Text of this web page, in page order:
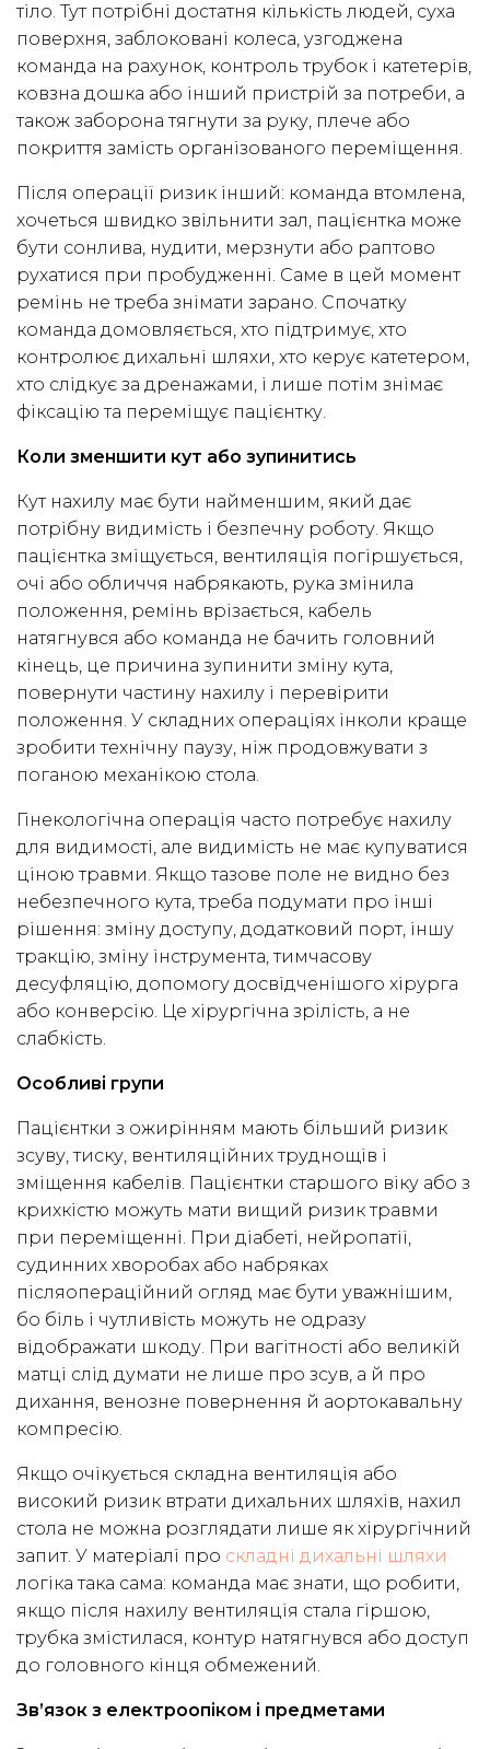
тіло. Тут потрібні достатня кількість людей, суха
поверхня, заблоковані колеса, узгоджена
команда на рахунок, контроль трубок і катетерів,
ковзна дошка або інший пристрій за потреби, а
також заборона тягнути за руку, плече або
покриття замість організованого переміщення.
Після операції ризик інший: команда втомлена,
хочеться швидко звільнити зал, пацієнтка може
бути сонлива, нудити, мерзнути або раптово
рухатися при пробудженні. Саме в цей момент
ремінь не треба знімати зарано. Спочатку
команда домовляється, хто підтримує, хто
контролює дихальні шляхи, хто керує катетером,
хто слідкує за дренажами, і лише потім знімає
фіксацію та переміщує пацієнтку.
Коли зменшити кут або зупинитись
Кут нахилу має бути найменшим, який дає
потрібну видимість і безпечну роботу. Якщо
пацієнтка зміщується, вентиляція погіршується,
очі або обличчя набрякають, рука змінила
положення, ремінь врізається, кабель
натягнувся або команда не бачить головний
кінець, це причина зупинити зміну кута,
повернути частину нахилу і перевірити
положення. У складних операціях інколи краще
зробити технічну паузу, ніж продовжувати з
поганою механікою стола.
Гінекологічна операція часто потребує нахилу
для видимості, але видимість не має купуватися
ціною травми. Якщо тазове поле не видно без
небезпечного кута, треба подумати про інші
рішення: зміну доступу, додатковий порт, іншу
тракцію, зміну інструмента, тимчасову
десуфляцію, допомогу досвідченішого хірурга
або конверсію. Це хірургічна зрілість, а не
слабкість.
Особливі групи
Пацієнтки з ожирінням мають більший ризик
зсуву, тиску, вентиляційних труднощів і
зміщення кабелів. Пацієнтки старшого віку або з
крихкістю можуть мати вищий ризик травми
при переміщенні. При діабеті, нейропатії,
судинних хворобах або набряках
післяопераційний огляд має бути уважнішим,
бо біль і чутливість можуть не одразу
відображати шкоду. При вагітності або великій
матці слід думати не лише про зсув, а й про
дихання, венозне повернення й аортокавальну
компресію.
Якщо очікується складна вентиляція або
високий ризик втрати дихальних шляхів, нахил
стола не можна розглядати лише як хірургічний
запит. У матеріалі про складні дихальні шляхи
логіка така сама: команда має знати, що робити,
якщо після нахилу вентиляція стала гіршою,
трубка змістилася, контур натягнувся або доступ
до головного кінця обмежений.
Зв’язок з електроопіком і предметами